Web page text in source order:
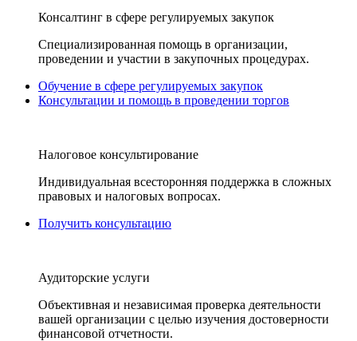
Консалтинг в сфере регулируемых закупок
Специализированная помощь в организации,
проведении и участии в закупочных процедурах.
Обучение в сфере регулируемых закупок
Консультации и помощь в проведении торгов
Налоговое консультирование
Индивидуальная всесторонняя поддержка в сложных
правовых и налоговых вопросах.
Получить консультацию
Аудиторские услуги
Объективная и независимая проверка деятельности
вашей организации с целью изучения достоверности
финансовой отчетности.